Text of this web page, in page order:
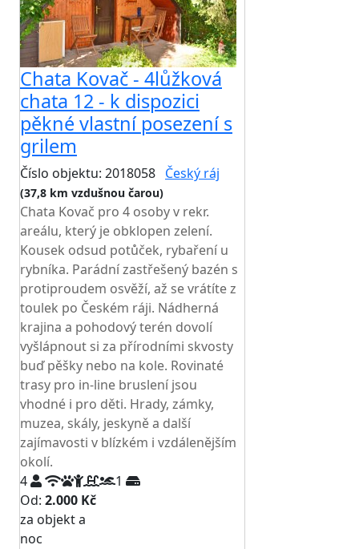
Chata Kovač - 4lůžková
chata 12 - k dispozici
pěkné vlastní posezení s
grilem
Číslo objektu: 2018058 Český ráj
(37,8 km vzdušnou čarou)
Chata Kovač pro 4 osoby v rekr.
areálu, který je obklopen zelení.
Kousek odsud potůček, rybaření u
rybníka. Parádní zastřešený bazén s
protiproudem osvěží, až se vrátíte z
toulek po Českém ráji. Nádherná
krajina a pohodový terén dovolí
vyšlápnout si za přírodními skvosty
buď pěšky nebo na kole. Rovinaté
trasy pro in-line bruslení jsou
vhodné i pro děti. Hrady, zámky,
muzea, skály, jeskyně a další
zajímavosti v blízkém i vzdálenějším
okolí.
4
1
Od: 2.000 Kč
za objekt a
noc